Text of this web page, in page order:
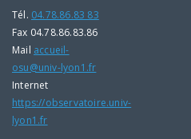
Tél. 04.78.86.83 83
Fax 04.78.86.83.86
Mail accueil-
osu@univ-lyon1.fr
Internet
https://observatoire.univ-
lyon1.fr